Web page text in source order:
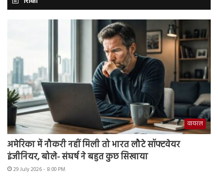
वायरल
अमेरिका में नौकरी नहीं मिली तो भारत लौटे सॉफ्टवेयर
इंजीनियर, बोले- संघर्ष ने बहुत कुछ सिखाया
29 July 2026 - 8:00 PM